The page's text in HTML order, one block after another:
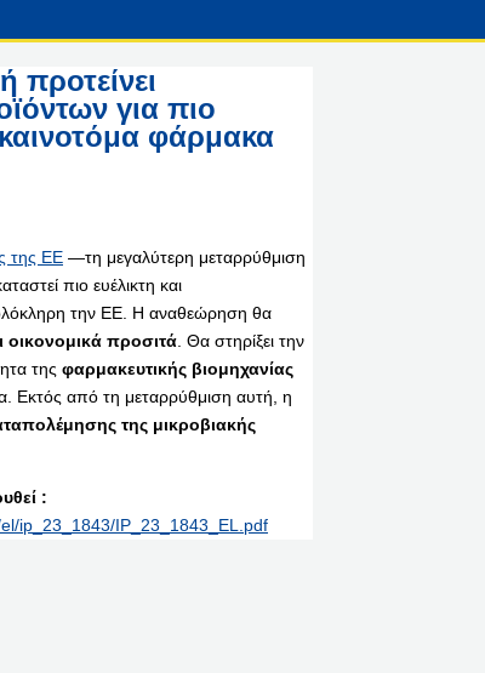
για πιο
φάρμακα
της ΕΕ —τη μεγαλύτερη μεταρρύθμιση
πιο ευέλικτη και
την ΕΕ. Η αναθεώρηση θα
προσιτά . Θα στηρίξει την
της φαρμακευτικής βιομηχανίας
Εκτός από τη μεταρρύθμιση αυτή, η
της μικροβιακής
:
ip_23_1843/IP_23_1843_EL.pdf